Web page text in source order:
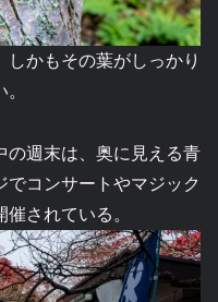
かもその葉がしっかり
の週末は、奥に見える青
コンサートやマジック
されている。